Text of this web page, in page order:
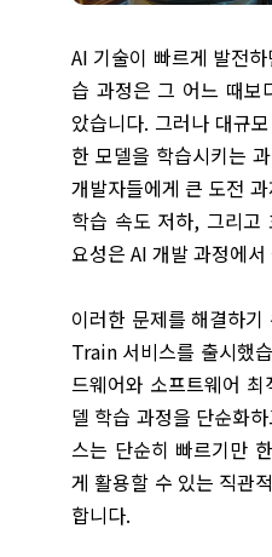
AI 기술이 빠르게 발전
습 과정은 그 어느 때보
았습니다. 그러나 대규
한 모델을 학습시키는
개발자들에게 큰 도전
학습 속도 저하, 그리고
요성은 AI 개발 과정에
이러한 문제를 해결하
Train 서비스를 출시했
드웨어와 소프트웨어
델 학습 과정을 단순화
스는 단순히 빠르기만
게 활용할 수 있는 직관
합니다.